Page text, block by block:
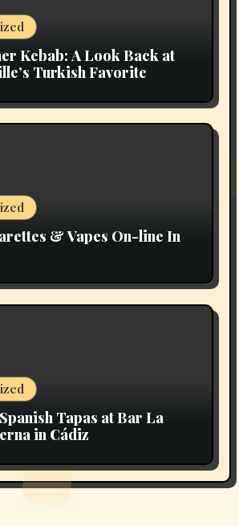
Kebab: A Look Back at
Turkish Favorite
& Vapes On-line In
Tapas at Bar La
in Cádiz